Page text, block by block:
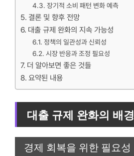
장기적 소비 패턴 변화 예측
결론 및 향후 전망
대출 규제 완화의 지속 가능성
정책의 일관성과 신뢰성
시장 반응과 조정 필요성
더 알아보면 좋은 것들
요약된 내용
대출 규제 완화의 배경
경제 회복을 위한 필요성